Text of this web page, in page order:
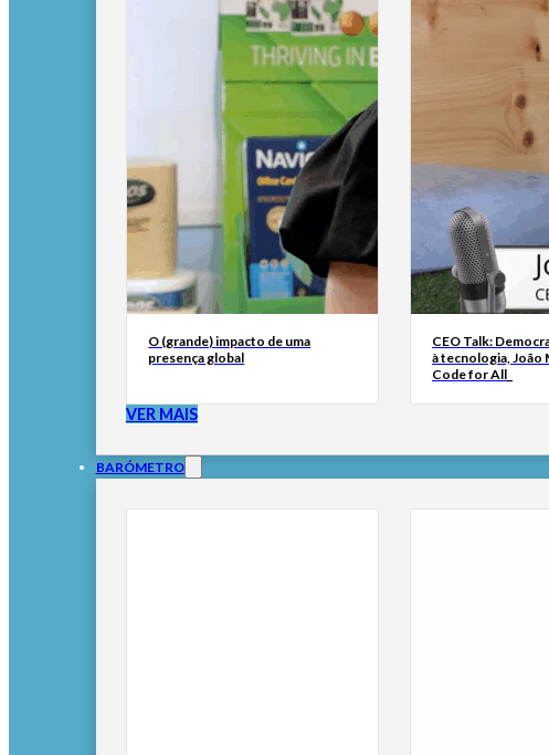
O (grande) impacto de uma
presença global
CEO Talk:
à tecnologia, João
Code for All_
VER MAIS
BARÓMETRO